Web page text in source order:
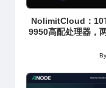
in
NolimitCloud：
9950高配处理器，